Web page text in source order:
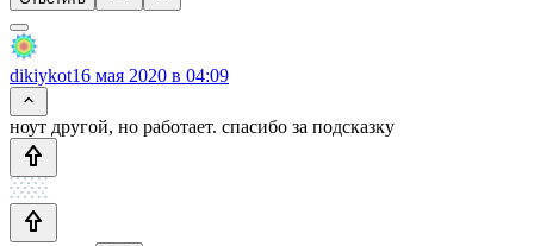
dikiykot16 мая 2020 в 04:09
ноут другой, но работает. спасибо за подсказку